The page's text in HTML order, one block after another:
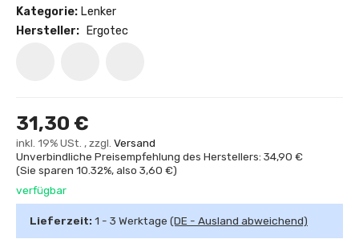
Kategorie: Lenker
Hersteller:
Ergotec
31,30 €
inkl. 19% USt. , zzgl. Versand
Unverbindliche Preisempfehlung des Herstellers: 34,90 €
(Sie sparen 10.32%, also 3,60 €)
verfügbar
Lieferzeit: 1 - 3 Werktage (DE - Ausland abweichend)